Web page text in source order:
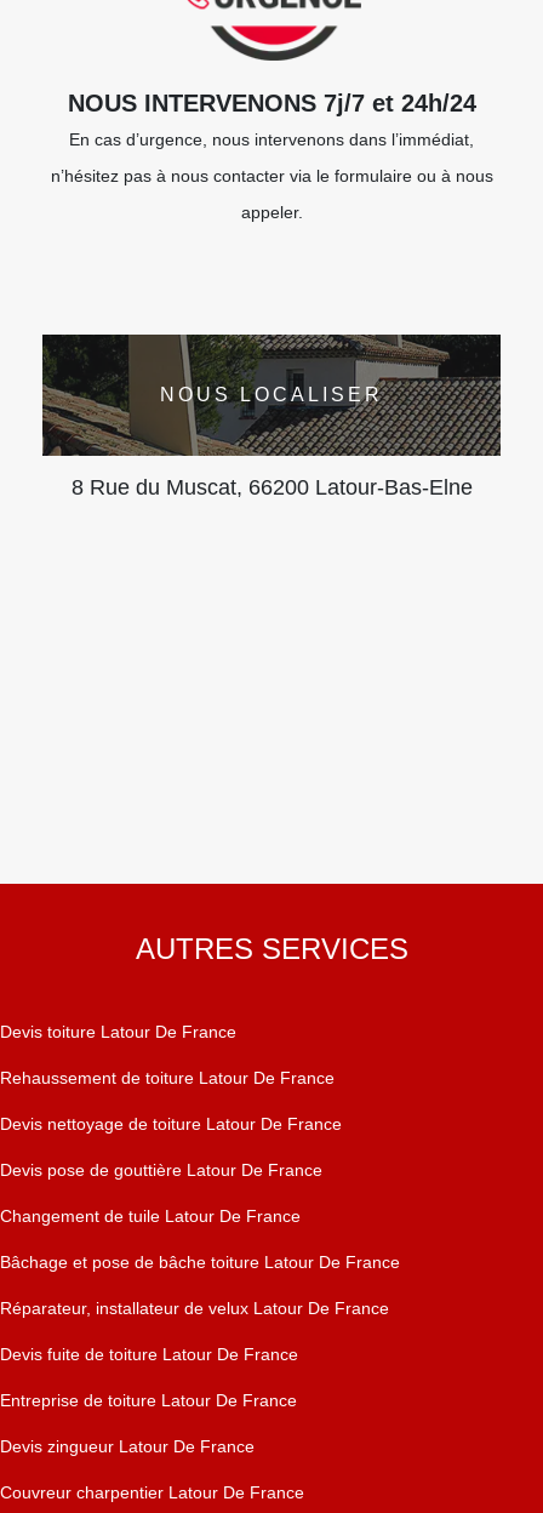
NOUS INTERVENONS 7j/7 et 24h/24
En cas d’urgence, nous intervenons dans l’immédiat,
n’hésitez pas à nous contacter via le formulaire ou à nous
appeler.
NOUS LOCALISER
8 Rue du Muscat, 66200 Latour-Bas-Elne
AUTRES SERVICES
Devis toiture Latour De France
Rehaussement de toiture Latour De France
Devis nettoyage de toiture Latour De France
Devis pose de gouttière Latour De France
Changement de tuile Latour De France
Bâchage et pose de bâche toiture Latour De France
Réparateur, installateur de velux Latour De France
Devis fuite de toiture Latour De France
Entreprise de toiture Latour De France
Devis zingueur Latour De France
Couvreur charpentier Latour De France